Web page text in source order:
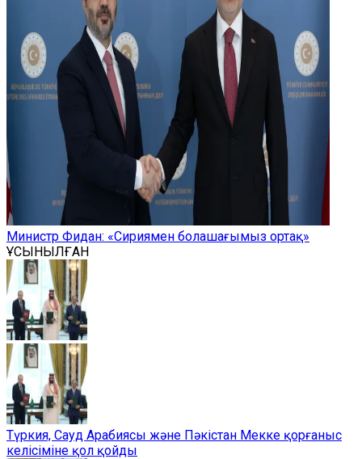
Министр Фидан: «Сириямен болашағымыз ортақ»
ҰСЫНЫЛҒАН
Түркия, Сауд Арабиясы және Пәкістан Мекке қорғаныс
келісіміне қол қойды